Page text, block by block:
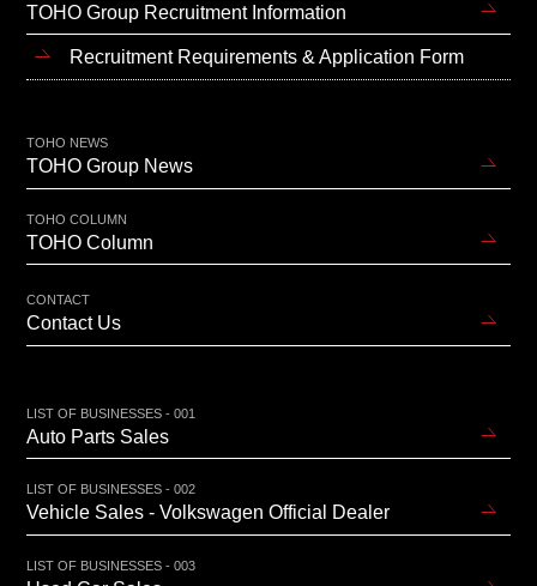
TOHO Group Recruitment Information
Recruitment Requirements & Application Form
TOHO NEWS
TOHO Group News
TOHO COLUMN
TOHO Column
CONTACT
Contact Us
LIST OF BUSINESSES - 001
Auto Parts Sales
LIST OF BUSINESSES - 002
Vehicle Sales - Volkswagen Official Dealer
LIST OF BUSINESSES - 003